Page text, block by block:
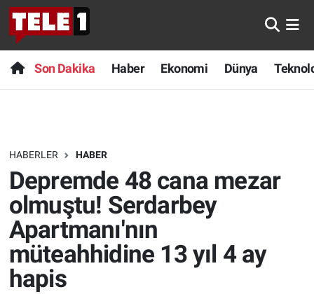
Son Dakika Haber Ekonomi Dünya
HABERLER HABER
Depremde 48 cana mezar
olmuştu! Serdarbey
Apartmanı'nın
müteahhidine 13 yıl 4 ay
hapis
Anında Manşet
Başka Sohbetler
Bilim turu
Bilim ve Teknoloji Evreni
Doğa Konuşuyor
Dünya
Son Dakika
Haber
Dünya
Teknoloji
Sağlık
Spor
Nöbetçi Eczaneler
Hava Durumu
Trafik Durumu
Süper Lig Puan Durumu ve Fikstür
Tüm Manşetler
Son Dakika Haberleri